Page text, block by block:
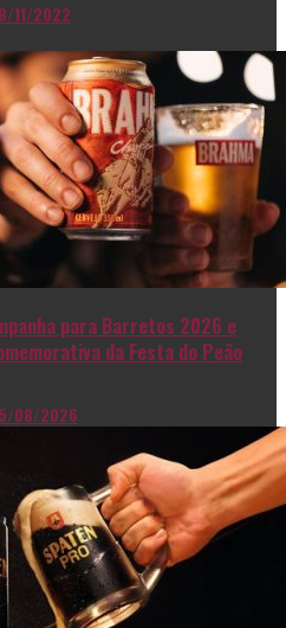
11/2022
para Barretos 2026 e
da Festa do Peão
08/2026